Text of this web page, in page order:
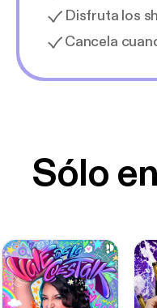
Disfruta los
Cancela
Sólo